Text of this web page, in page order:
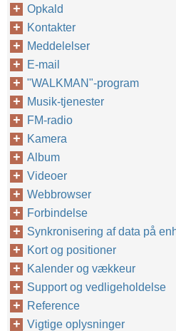
Opkald
Kontakter
Meddelelser
E-mail
"WALKMAN"-program
Musik-tjenester
FM-radio
Kamera
Album
Videoer
Webbrowser
Forbindelse
Synkronisering af data på
Kort og positioner
Kalender og vækkeur
Support og vedligeholdelse
Reference
Vigtige oplysninger